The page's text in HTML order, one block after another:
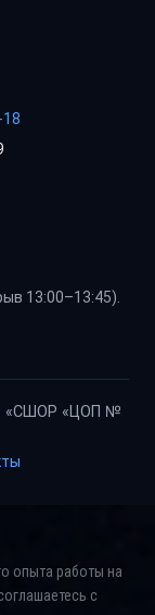
13:00–13:45).
«СШОР «ЦОП №
опыта работы на
с